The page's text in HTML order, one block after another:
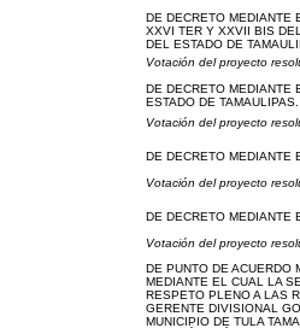
DE DECRETO MEDIANTE
XXVI TER Y XXVII BIS
DEL ESTADO DE
Votación del proyecto
DE DECRETO MEDIANTE
ESTADO DE TAMAULIPAS.
Votación del proyecto
DE DECRETO MEDIANTE
Votación del proyecto
DE DECRETO MEDIANTE
Votación del proyecto
DE PUNTO DE ACUERDO
MEDIANTE EL CUAL LA
RESPETO PLENO A LAS
GERENTE DIVISIONAL
MUNICIPIO DE TULA